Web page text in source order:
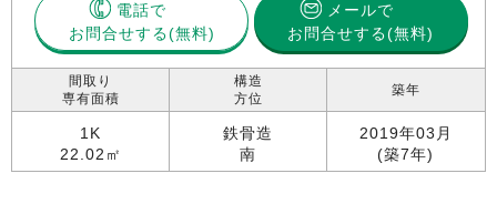
電話で
お問合せする
メールで
お問合せする(無料)
間取り
専有面積
1K
22.02㎡
構造
方位
鉄骨造
南
築年
2019年03月
(築7年)